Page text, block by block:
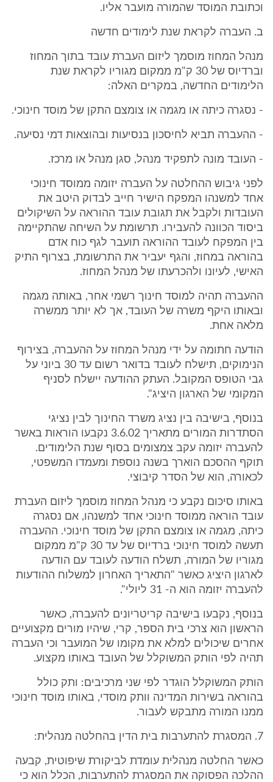
וכתובת המוסד שהמורה מועבר אליו.
ב. העברה לקראת שנת לימודים חדשה
מנהל המחוז מוסמך ליזום העברת עובד בתוך המחוז
וברדיוס של 30 ק"מ ממקום מגוריו לקראת שנת
הלימודים החדשה, במקרים האלה:
- נסגרה כיתה או מגמה או צומצם התקן של מוסד חינוכי.
- ההעברה תביא לחיסכון בנסיעות ובהוצאות דמי נסיעה.
- העובד מונה לתפקיד מנהל, סגן מנהל או מרכז.
לפני גיבוש ההחלטה על העברה יזומה ממוסד חינוכי
אחד למשנהו המפקח הישיר חייב לבדוק היטב את
העובדות ולקבל את תגובת עובד ההוראה על השיקולים
ביסוד הכוונה להעבירו. תרשומת על השיחה שהתקיימה
בין המפקח לעובד ההוראה תועבר לגף כוח אדם
בהוראה במחוז, והגף יעביר את התרשומת, בצרוף התיק
האישי, לעיונו ולהכרעתו של מנהל המחוז.
ההעברה תהיה למוסד חינוך רשמי אחר, באותה מגמה
ובאותו היקף משרה של העובד, אך לא יותר ממשרה
מלאה אחת.
הודעה חתומה על ידי מנהל המחוז על ההעברה, בצירוף
הנימוקים, תישלח לעובד בדואר רשום עד 30 ביוני על
גבי הטופס המקובל. העתק ההודעה יישלח לסניף
המקומי של הארגון היציג".
בנוסף, בישיבה בין נציג משרד החינוך לבין נציגי
הסתדרות המורים מתאריך 3.6.02 נקבעו הוראות באשר
להעברה יזומה עקב צמצומים בסוף שנת הלימודים.
תוקף ההסכם הוארך בשנה נוספת ומעמדו המשפטי,
לכאורה, הוא של הסדר קיבוצי.
באותו סיכום נקבע כי מנהל המחוז מוסמך ליזום העברת
עובד הוראה ממוסד חינוכי אחד למשנהו, אם נסגרה
כיתה, מגמה או צומצם התקן של מוסד חינוכי. ההעברה
תעשה למוסד חינוכי ברדיוס של עד 30 ק"מ ממקום
מגוריו של המורה, תשלח הודעה לעובד עם הודעה
לארגון היציג כאשר "התאריך האחרון למשלוח ההודעות
להעברה יזומה הוא ה- 31 ליולי".
בנוסף, נקבעו בישיבה קריטריונים להעברה, כאשר
הראשון הוא צרכי בית הספר, קרי, שיהיו מורים מקצועיים
אחרים שיכולים למלא את מקומו של המועבר וכי העברה
תהיה לפי הותק המשוקלל של העובד באותו מקצוע.
הותק המשוקלל הוגדר לפי שני מרכיבים: ותק כולל
בהוראה בשירות המדינה וותק מוסדי, באותו מוסד חינוכי
ממנו המורה מתבקש לעבור.
7. המסגרת להתערבות בית הדין בהחלטה מנהלית:
כאשר החלטה מנהלית עומדת לביקורת שיפוטית, קבעה
ההלכה הפסוקה את המסגרת להתערבות, הכלל הוא כי